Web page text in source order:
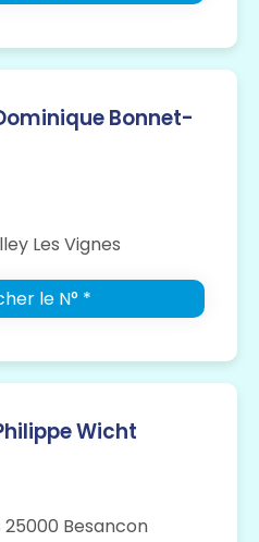
Bonnet-
Les Vignes
le N° *
Wicht
25000 Besancon